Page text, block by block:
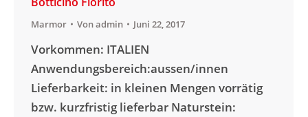
Marmor Vonadmin Juni 22, 2017
Vorkommen: ITALIEN
Anwendungsbereich:aussen/innen
Lieferbarkeit: in kleinen Mengen vorrätig
bzw. kurzfristig lieferbar Naturstein: